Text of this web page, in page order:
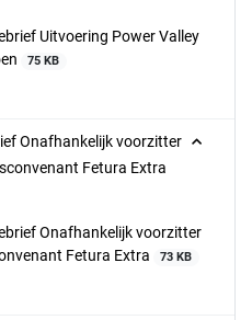
Uitvoering Power Valley
75 KB
Onafhankelijk voorzitter
Fetura Extra
Onafhankelijk voorzitter
Fetura Extra
73 KB